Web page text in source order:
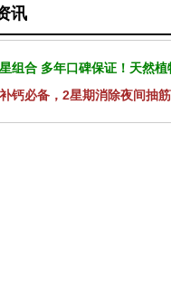
讯
组合 多年口碑保证！天然
钙必备，2星期消除夜间抽